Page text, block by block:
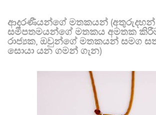
ආදරණීයන්ගේ මතකයන් (අතුරුදහන්
සමීපතමයන්ගේ මතකය අමතක
රාජ්‍යක, ඔවුන්ගේ මතකයන් සමග
සොයා යන ගමන් ගැන)